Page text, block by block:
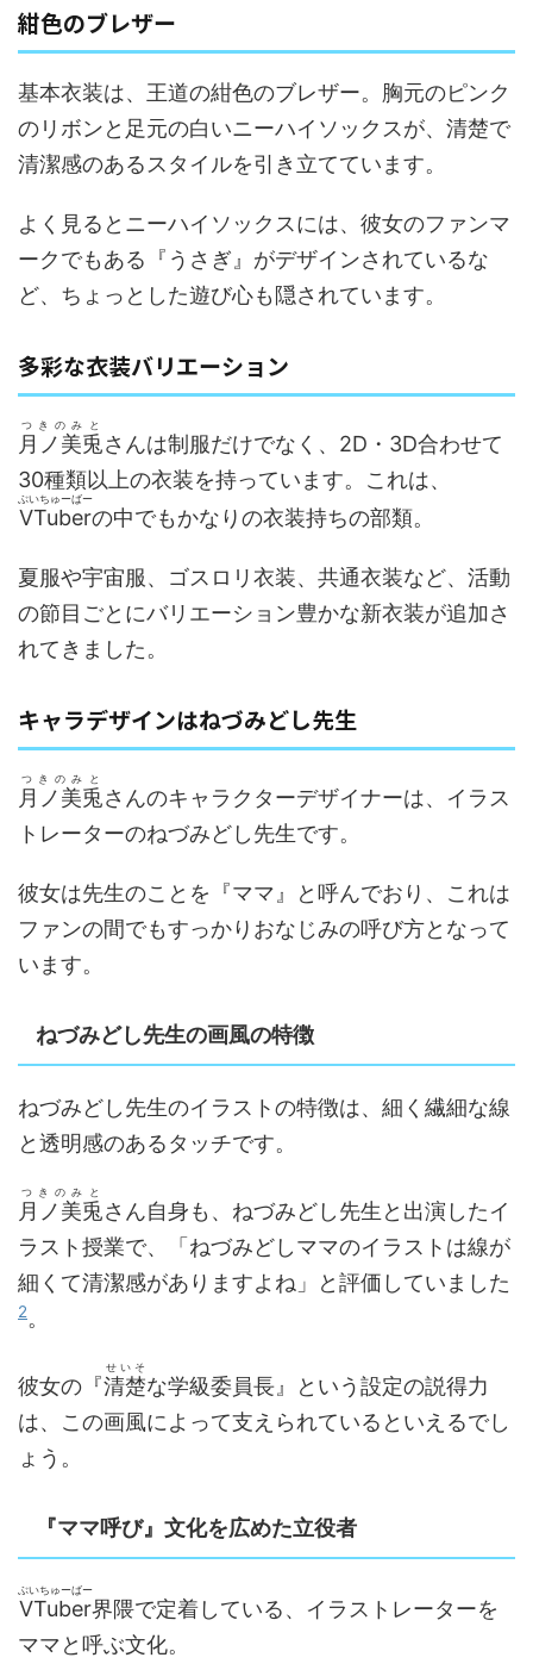
紺色のブレザー
基本衣装は、王道の紺色のブレザー。胸元のピンク
のリボンと足元の白いニーハイソックスが、清楚で
清潔感のあるスタイルを引き立てています。
よく見るとニーハイソックスには、彼女のファンマ
ークでもある『うさぎ』がデザインされているな
ど、ちょっとした遊び心も隠されています。
多彩な衣装バリエーション
月ノ美兎
つきのみと
さんは制服だけでなく、2D・3D合わせて
30種類以上の衣装を持っています。これは、
VTuber
ぶいちゅーばー
の中でもかなりの衣装持ちの部類。
夏服や宇宙服、ゴスロリ衣装、共通衣装など、活動
の節目ごとにバリエーション豊かな新衣装が追加さ
れてきました。
キャラデザインはねづみどし先生
月ノ美兎
つきのみと
さんのキャラクターデザイナーは、イラス
トレーターのねづみどし先生です。
彼女は先生のことを『ママ』と呼んでおり、これは
ファンの間でもすっかりおなじみの呼び方となって
います。
ねづみどし先生の画風の特徴
ねづみどし先生のイラストの特徴は、細く繊細な線
と透明感のあるタッチです。
月ノ美兎
つきのみと
さん自身も、ねづみどし先生と出演したイ
ラスト授業で、「ねづみどしママのイラストは線が
細くて清潔感がありますよね」と評価していました
2。
彼女の『清楚
せいそ
な学級委員長』という設定の説得力
は、この画風によって支えられているといえるでし
ょう。
『ママ呼び』文化を広めた立役者
VTuber
ぶいちゅーばー
界隈で定着している、イラストレーターを
ママと呼ぶ文化。